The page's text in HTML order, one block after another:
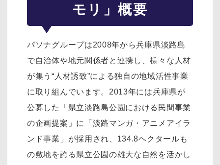
モリ」概要
パソナグループは2008年から兵庫県淡路島
で自治体や地元関係者と連携し、様々な人材
が集う“人材誘致”による独自の地域活性事業
に取り組んでいます。2013年には兵庫県が
公募した「県立淡路島公園における民間事業
の企画提案」に「淡路マンガ・アニメアイラ
ンド事業」が採用され、134.8ヘクタールも
の敷地を誇る県立公園の雄大な自然を活かし